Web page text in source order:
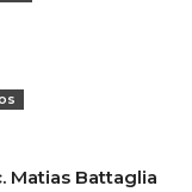
Matias Battaglia